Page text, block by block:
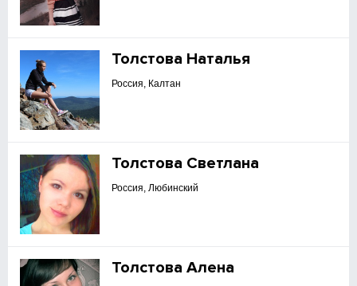
Толстова Наталья
Россия, Калтан
Толстова Светлана
Россия, Любинский
Толстова Алена